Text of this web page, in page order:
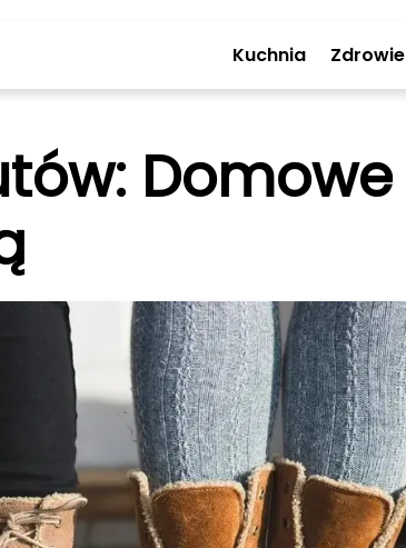
Kuchnia Zdrowie